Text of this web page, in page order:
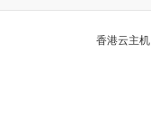
香港云主机